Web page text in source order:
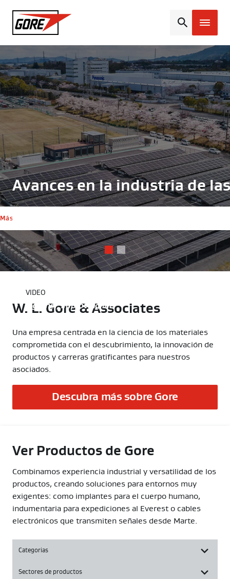
Gore
Más información
Avances en la industria de
VIDEO
Together, improving life
W. L. Gore & Associates
Una empresa centrada en la ciencia de los materiales
comprometida con el descubrimiento, la innovación de
productos y carreras gratificantes para nuestros
asociados.
Descubra más sobre Gore
Ver Productos de Gore
Combinamos experiencia industrial y versatilidad de los
productos, creando soluciones para entornos muy
exigentes: como implantes para el cuerpo humano,
indumentaria para expediciones al Everest o cables
electrónicos que transmiten señales desde Marte.
Categorias
Sectores de productos